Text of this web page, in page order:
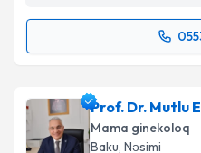
Randevu Təqvimi
Uzman Doktor Aynurə
randevu təqvimi tələbi
randevu ala biləcəyiniz
Prof. Dr. Mutlu
Mama ginekoloq
Baku, Nəsimi